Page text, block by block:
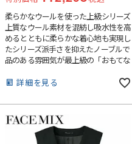
柔らかなウールを使った上級シリーズ
上質なウール素材を混紡し吸水性を高
めるとともに柔らかな着心地も実現し
たシリーズ派手さを抑えたノーブルで
品のある雰囲気が最上級の「おもてな
詳細を見る